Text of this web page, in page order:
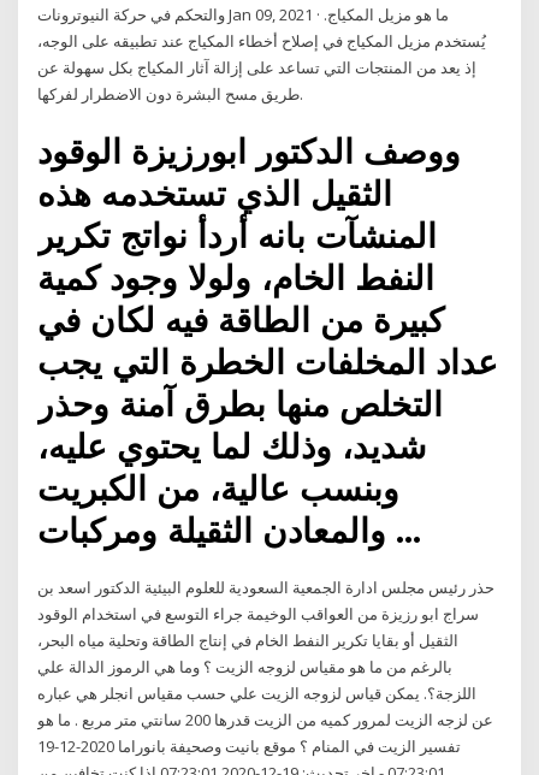
والتحكم في حركة النيوترونات Jan 09, 2021 · ما هو مزيل المكياج.
يُستخدم مزيل المكياج في إصلاح أخطاء المكياج عند تطبيقه على الوجه،
إذ يعد من المنتجات التي تساعد على إزالة آثار المكياج بكل سهولة عن
طريق مسح البشرة دون الاضطرار لفركها.
ووصف الدكتور ابورزيزة الوقود
الثقيل الذي تستخدمه هذه
المنشآت بانه أردأ نواتج تكرير
النفط الخام، ولولا وجود كمية
كبيرة من الطاقة فيه لكان في
عداد المخلفات الخطرة التي يجب
التخلص منها بطرق آمنة وحذر
شديد، وذلك لما يحتوي عليه،
وبنسب عالية، من الكبريت
والمعادن الثقيلة ومركبات …
حذر رئيس مجلس ادارة الجمعية السعودية للعلوم البيئية الدكتور اسعد بن
سراج ابو رزيزة من العواقب الوخيمة جراء التوسع في استخدام الوقود
الثقيل أو بقايا تكرير النفط الخام في إنتاج الطاقة وتحلية مياه البحر،
بالرغم من ما هو مقياس لزوجه الزيت ؟ وما هي الرموز الدالة علي
اللزجة؟. يمكن قياس لزوجه الزيت علي حسب مقياس انجلر هي عباره
عن لزجه الزيت لمرور كميه من الزيت قدرها 200 سانتي متر مربع . ما هو
تفسير الزيت في المنام ؟ موقع بانيت وصحيفة بانوراما 2020-12-19